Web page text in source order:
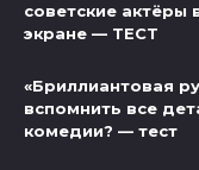
советские актёры
экране — ТЕСТ
«Бриллиантовая
вспомнить все
комедии? — тест